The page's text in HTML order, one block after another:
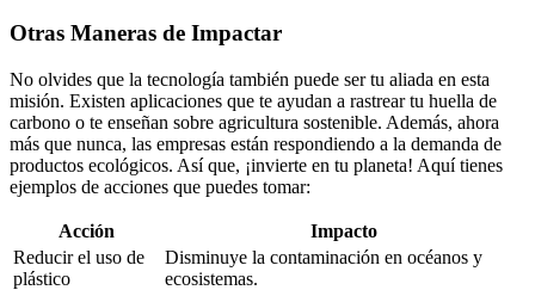
Otras Maneras de Impactar
No olvides que la tecnología también puede ser tu aliada en esta
misión. Existen aplicaciones que te ayudan a rastrear tu huella de
carbono o te enseñan sobre agricultura sostenible. Además, ahora
más que nunca, las empresas están respondiendo a la demanda de
productos ecológicos. Así que, ¡invierte en tu planeta! Aquí tienes
ejemplos de acciones que puedes tomar:
Acción
Impacto
Reducir el uso de
plástico
Disminuye la contaminación en océanos y
ecosistemas.